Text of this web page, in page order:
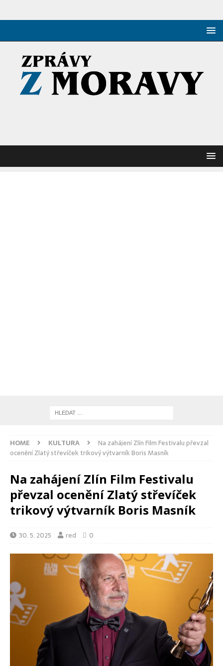
HOME KULTURA
Na zahájení Zlín Film Festivalu převzal
ocenění Zlatý střevíček trikový výtvarník Boris Masník
Na zahájení Zlín Film Festivalu
převzal ocenění Zlatý střevíček
trikový výtvarník Boris Masník
30. 5. 2025 red 0